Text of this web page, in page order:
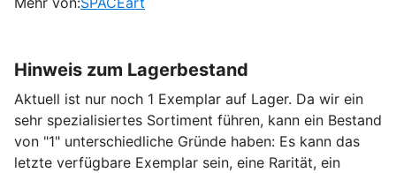
Hinweis zum Lagerbestand
Aktuell ist nur noch 1 Exemplar auf Lager. Da wir ein
sehr spezialisiertes Sortiment führen, kann ein Bestand
von "1" unterschiedliche Gründe haben: Es kann das
letzte verfügbare Exemplar sein, eine Rarität, ein